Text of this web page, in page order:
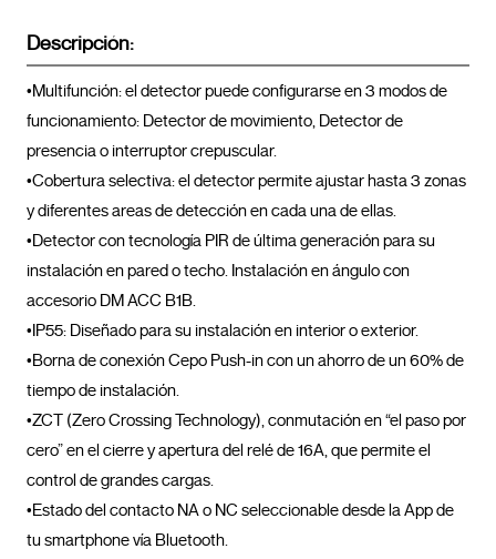
Descripción:
•Multifunción: el detector puede configurarse en 3 modos de
funcionamiento: Detector de movimiento, Detector de
presencia o interruptor crepuscular.
•Cobertura selectiva: el detector permite ajustar hasta 3 zonas
y diferentes areas de detección en cada una de ellas.
•Detector con tecnología PIR de última generación para su
instalación en pared o techo. Instalación en ángulo con
accesorio DM ACC B1B.
•IP55: Diseñado para su instalación en interior o exterior.
•Borna de conexión Cepo Push-in con un ahorro de un 60% de
tiempo de instalación.
•ZCT (Zero Crossing Technology), conmutación en “el paso por
cero” en el cierre y apertura del relé de 16A, que permite el
control de grandes cargas.
•Estado del contacto NA o NC seleccionable desde la App de
tu smartphone vía Bluetooth.